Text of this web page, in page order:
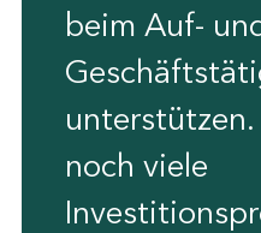
beim Auf-
noch viele